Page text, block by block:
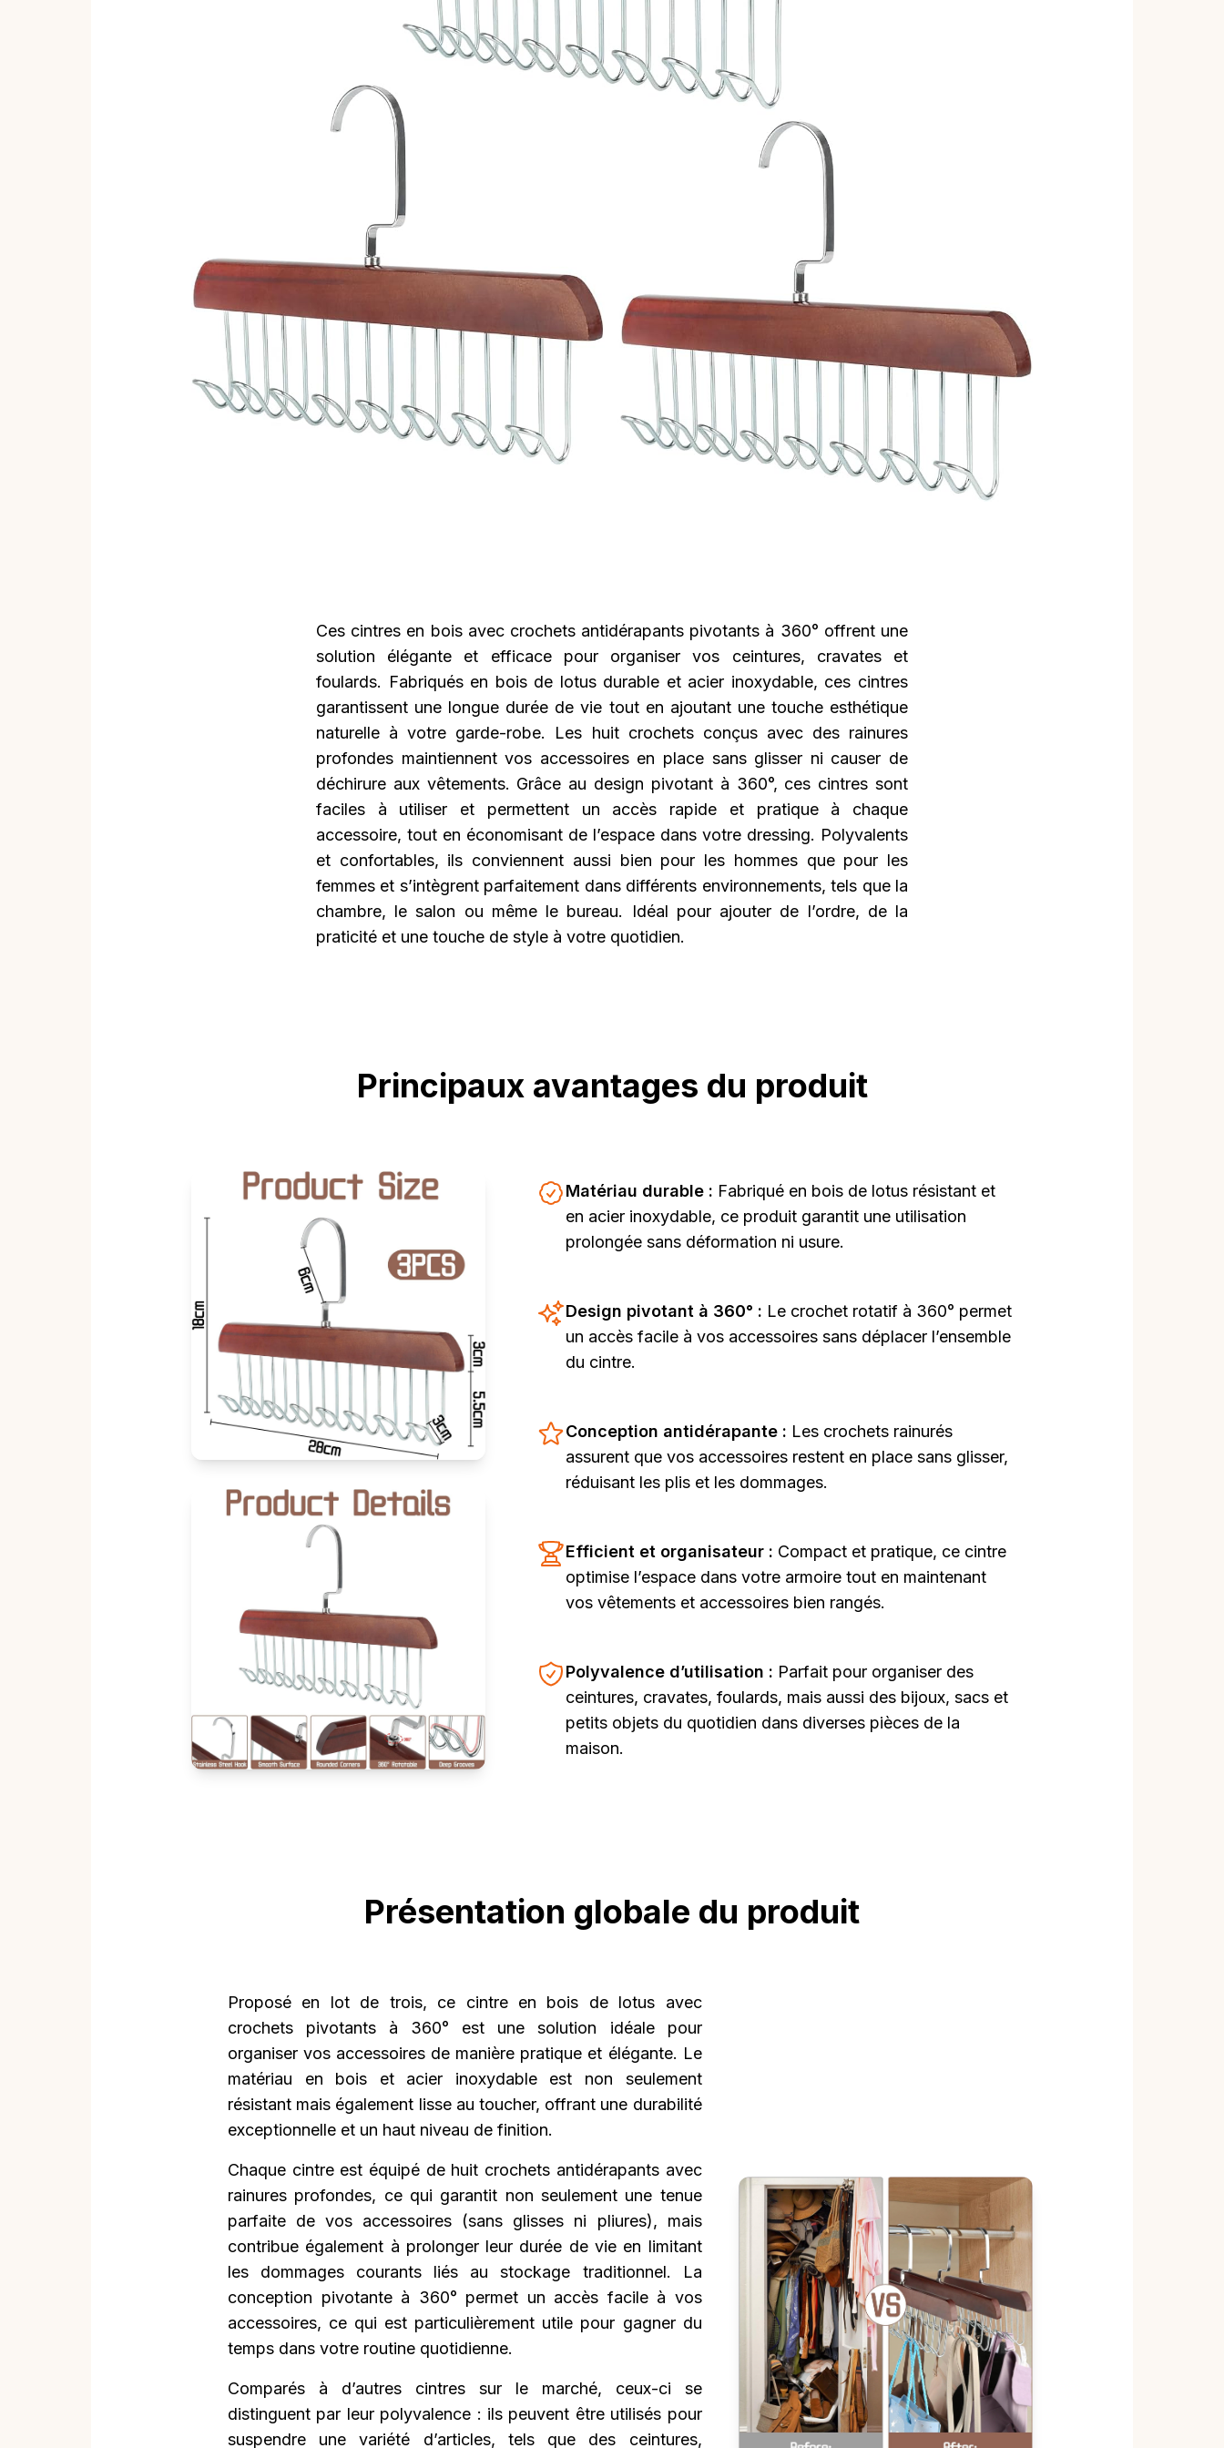
Ces cintres en bois avec crochets antidérapants pivotants à 360° offrent une
solution élégante et efficace pour organiser vos ceintures, cravates et
foulards. Fabriqués en bois de lotus durable et acier inoxydable, ces cintres
garantissent une longue durée de vie tout en ajoutant une touche esthétique
naturelle à votre garde-robe. Les huit crochets conçus avec des rainures
profondes maintiennent vos accessoires en place sans glisser ni causer de
déchirure aux vêtements. Grâce au design pivotant à 360°, ces cintres sont
faciles à utiliser et permettent un accès rapide et pratique à chaque
accessoire, tout en économisant de l’espace dans votre dressing. Polyvalents
et confortables, ils conviennent aussi bien pour les hommes que pour les
femmes et s’intègrent parfaitement dans différents environnements, tels que la
chambre, le salon ou même le bureau. Idéal pour ajouter de l’ordre, de la
praticité et une touche de style à votre quotidien.
Principaux avantages du produit
Matériau durable : Fabriqué en bois de lotus résistant et
en acier inoxydable, ce produit garantit une utilisation
prolongée sans déformation ni usure.
Design pivotant à 360° : Le crochet rotatif à 360° permet
un accès facile à vos accessoires sans déplacer l’ensemble
du cintre.
Conception antidérapante : Les crochets rainurés
assurent que vos accessoires restent en place sans glisser,
réduisant les plis et les dommages.
Efficient et organisateur : Compact et pratique, ce cintre
optimise l’espace dans votre armoire tout en maintenant
vos vêtements et accessoires bien rangés.
Polyvalence d’utilisation : Parfait pour organiser des
ceintures, cravates, foulards, mais aussi des bijoux, sacs et
petits objets du quotidien dans diverses pièces de la
maison.
Présentation globale du produit
Proposé en lot de trois, ce cintre en bois de lotus avec
crochets pivotants à 360° est une solution idéale pour
organiser vos accessoires de manière pratique et élégante. Le
matériau en bois et acier inoxydable est non seulement
résistant mais également lisse au toucher, offrant une durabilité
exceptionnelle et un haut niveau de finition.
Chaque cintre est équipé de huit crochets antidérapants avec
rainures profondes, ce qui garantit non seulement une tenue
parfaite de vos accessoires (sans glisses ni pliures), mais
contribue également à prolonger leur durée de vie en limitant
les dommages courants liés au stockage traditionnel. La
conception pivotante à 360° permet un accès facile à vos
accessoires, ce qui est particulièrement utile pour gagner du
temps dans votre routine quotidienne.
Comparés à d’autres cintres sur le marché, ceux-ci se
distinguent par leur polyvalence : ils peuvent être utilisés pour
suspendre une variété d’articles, tels que des ceintures,